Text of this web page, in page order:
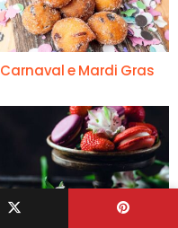
Carnaval e Mardi Gras